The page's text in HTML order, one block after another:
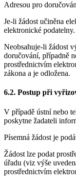
Adresou pro
Je-li žádost učiněna
elektronické podatelny.
Neobsahuje-li žádost
doručování, případně
prostřednictvím
zákona a je odložena.
6.2. Postup při
V případě ústní nebo
poskytne žadateli
Písemná žádost je
Žádost lze podat
úřadu (viz výše
prostřednictvím